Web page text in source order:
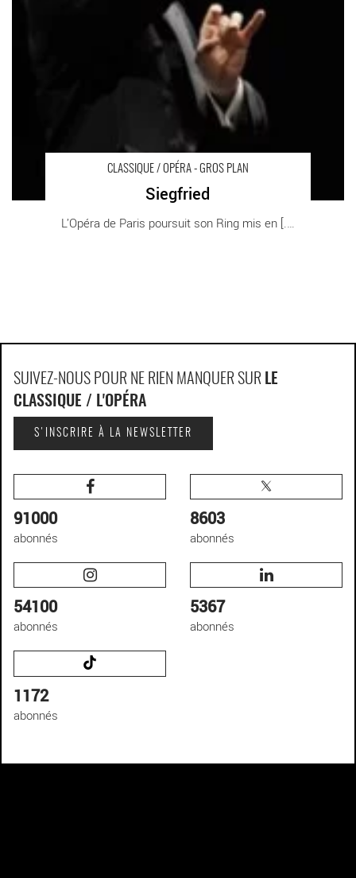
CLASSIQUE / OPÉRA - GROS PLAN
Siegfried
L’Opéra de Paris poursuit son Ring mis en [...]
SUIVEZ-NOUS POUR NE RIEN MANQUER SUR LE
CLASSIQUE / L'OPÉRA
S'INSCRIRE À LA NEWSLETTER
91000
abonnés
8603
abonnés
54100
abonnés
5367
abonnés
1172
abonnés